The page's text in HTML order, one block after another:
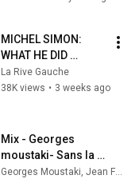
MICHEL SIMON:
WHAT HE DID
DURING THE
OCCUPATION WILL
La Rive Gauche
38K views • 3 weeks ago
Mix - Georges
moustaki- Sans la
nommer
Georges Moustaki, Jean Ferrat, Serge Reggiani, and more